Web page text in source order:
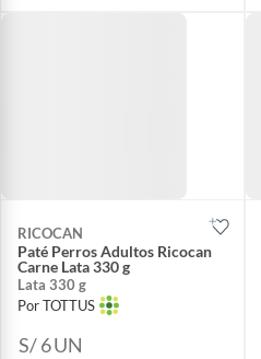
RICOCAN
Paté Perros Adultos Ricocan
Carne Lata 330 g
Lata 330 g
Por TOTTUS
S/ 6UN